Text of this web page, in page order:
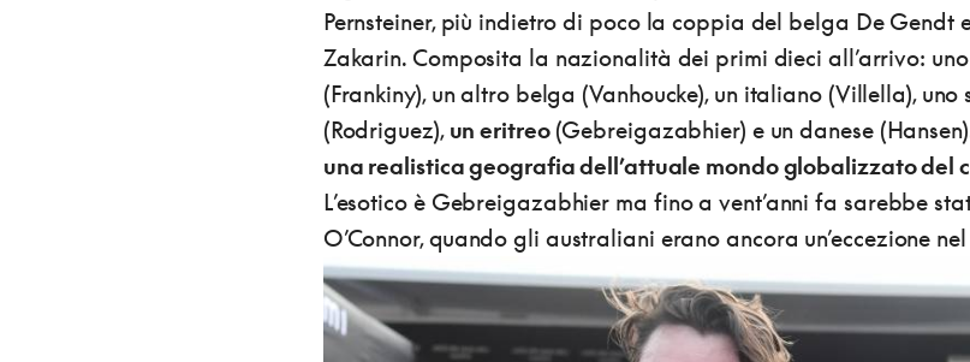
Pernsteiner, più indietro di poco la coppia del belga De Gendt
Zakarin. Composita la nazionalità dei primi dieci all’arrivo:
(Frankiny), un altro belga (Vanhoucke), un italiano (Villella), uno
(Rodriguez), un eritreo(Gebreigazabhier) e un danese
una realistica geografia dell’attuale mondo globalizzato del
L’esotico è Gebreigazabhier ma fino a vent’anni fa sarebbe
O’Connor, quando gli australiani erano ancora un’eccezione